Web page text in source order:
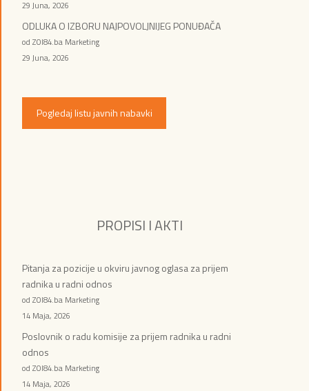
29 Juna, 2026
ODLUKA O IZBORU NAJPOVOLJNIJEG PONUĐAČA
od ZOI84.ba Marketing
29 Juna, 2026
Pogledaj listu javnih nabavki
PROPISI I AKTI
Pitanja za pozicije u okviru javnog oglasa za prijem
radnika u radni odnos
od ZOI84.ba Marketing
14 Maja, 2026
Poslovnik o radu komisije za prijem radnika u radni
odnos
od ZOI84.ba Marketing
14 Maja, 2026